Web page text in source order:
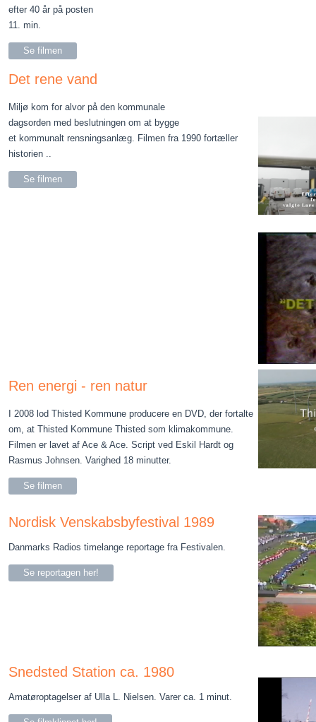
efter 40 år på posten
11. min.
Se filmen
Det rene vand
Miljø kom for alvor på den kommunale
dagsorden med beslutningen om at bygge
et kommunalt rensningsanlæg. Filmen fra 1990 fortæller
historien ..
Se filmen
Ren energi - ren natur
I 2008 lod Thisted Kommune producere en DVD, der fortalte
om, at Thisted Kommune Thisted som klimakommune.
Filmen er lavet af Ace & Ace. Script ved Eskil Hardt og
Rasmus Johnsen. Varighed 18 minutter.
Se filmen
Nordisk Venskabsbyfestival 1989
Danmarks Radios timelange reportage fra Festivalen.
Se reportagen her!
Snedsted Station ca. 1980
Amatøroptagelser af Ulla L. Nielsen. Varer ca. 1 minut.